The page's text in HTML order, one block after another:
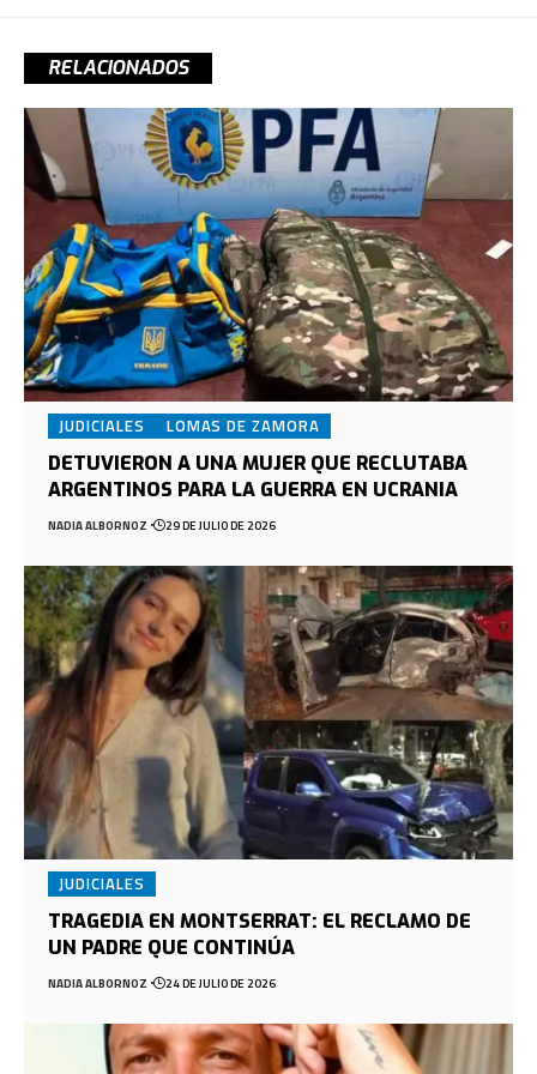
RELACIONADOS
JUDICIALES LOMAS DE ZAMORA
DETUVIERON A UNA MUJER QUE RECLUTABA
ARGENTINOS PARA LA GUERRA EN UCRANIA
NADIA ALBORNOZ 29 DE JULIO DE 2026
JUDICIALES
TRAGEDIA EN MONTSERRAT: EL RECLAMO DE
UN PADRE QUE CONTINÚA
NADIA ALBORNOZ 24 DE JULIO DE 2026